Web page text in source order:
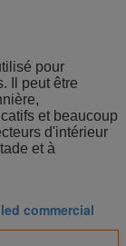
pour
Il peut être
et beaucoup
d'intérieur
et à
commercial